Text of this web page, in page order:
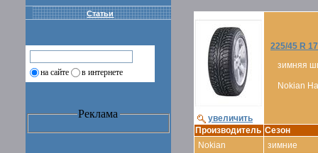
Статьи
на сайте в интернете
Реклама увеличить
225/45 R
зимняя
Nokian
Производитель Сезон
Nokian
зимние